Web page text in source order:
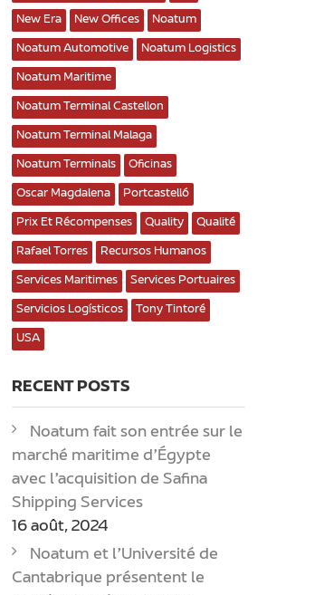
New Era
New Offices
Noatum
Noatum Automotive
Noatum Logistics
Noatum Maritime
Noatum Terminal Castellon
Noatum Terminal Malaga
Noatum Terminals
Oficinas
Oscar Magdalena
Portcastelló
Prix Et Récompenses
Quality
Qualité
Rafael Torres
Recursos Humanos
Services Maritimes
Services Portuaires
Servicios Logísticos
Tony Tintoré
USA
RECENT POSTS
Noatum fait son entrée sur le
marché maritime d’Égypte
avec l’acquisition de Safina
Shipping Services
16 août, 2024
Noatum et l’Université de
Cantabrique présentent le